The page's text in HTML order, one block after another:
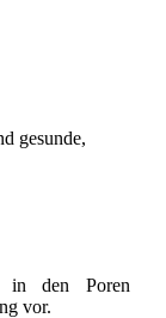
gesunde,
in den Poren
vor.